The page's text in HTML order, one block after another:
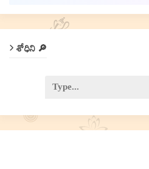
శోధిని 🔎